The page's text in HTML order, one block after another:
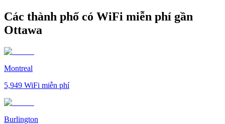
Các thành phố có WiFi miễn phí gần
Ottawa
Montreal
5,949 WiFi miễn phí
Burlington